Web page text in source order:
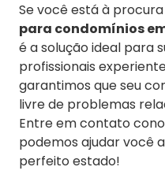
Se você está à
para condomínios
é a solução ideal para
profissionais
garantimos que seu
livre de problemas
Entre em contato
podemos ajudar você
perfeito estado!